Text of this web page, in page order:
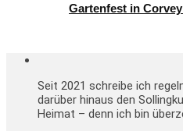
Gartenfest in
Seit 2021 schreibe ich
darüber hinaus den
Heimat – denn ich bin